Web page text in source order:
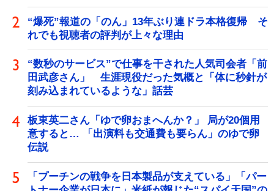
“爆死”報道の「のん」13年ぶり連ドラ本格復帰 そ
れでも視聴者の評判が上々な理由
“数秒のサービス”で仕事を干された人気司会者「前
田武彦さん」 生涯現役だった気概と「体に秒針が
刻み込まれているような」話芸
板東英二さん「ゆで卵おまへんか？」 局が20個用
意すると… 「出演料も交通費も要らん」のゆで卵
伝説
「プーチンの戦争を日本製品が支えている」「パー